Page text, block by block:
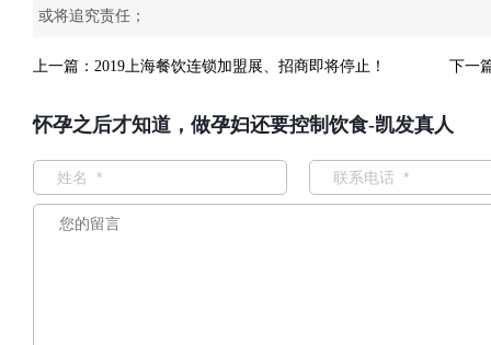
或将追究责任；
上一篇： 2019上海餐饮连锁加盟展、招商即将停止！ 下一
怀孕之后才知道，做孕妇还要控制饮食-凯发真人